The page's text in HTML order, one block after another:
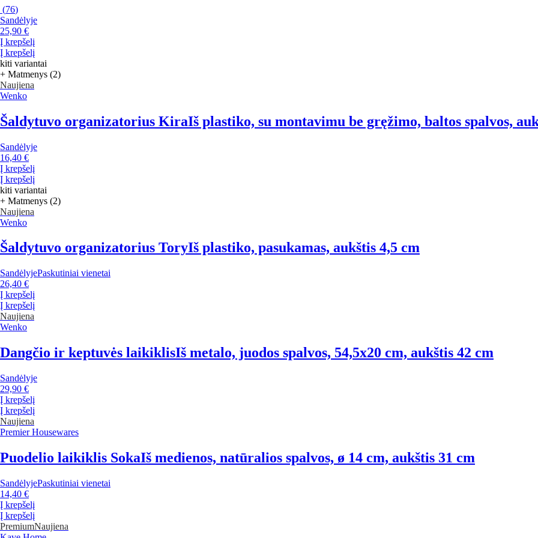
(76)
Sandėlyje
25,90 €
Į krepšelį
Į krepšelį
kiti variantai
+ Matmenys (2)
Naujiena
Wenko
Šaldytuvo organizatorius KiraIš plastiko, su montavimu be gręžimo, baltos spalvos,
Sandėlyje
16,40 €
Į krepšelį
Į krepšelį
kiti variantai
+ Matmenys (2)
Naujiena
Wenko
Šaldytuvo organizatorius ToryIš plastiko, pasukamas, aukštis 4,5 cm
SandėlyjePaskutiniai vienetai
26,40 €
Į krepšelį
Į krepšelį
Naujiena
Wenko
Dangčio ir keptuvės laikiklisIš metalo, juodos spalvos, 54,5x20 cm, aukštis 42 cm
Sandėlyje
29,90 €
Į krepšelį
Į krepšelį
Naujiena
Premier Housewares
Puodelio laikiklis SokaIš medienos, natūralios spalvos, ø 14 cm, aukštis 31 cm
SandėlyjePaskutiniai vienetai
14,40 €
Į krepšelį
Į krepšelį
PremiumNaujiena